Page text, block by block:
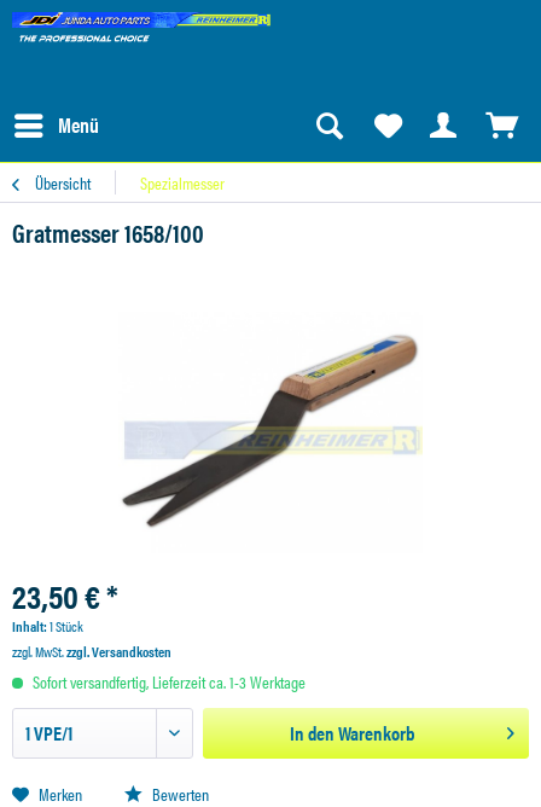
Menü
Übersicht Spezialmesser
Gratmesser 1658/100
23,50 € *
Inhalt:1 Stück
zzgl. MwSt.zzgl. Versandkosten
Sofort versandfertig, Lieferzeit ca. 1-3 Werktage
In denWarenkorb
Merken Bewerten